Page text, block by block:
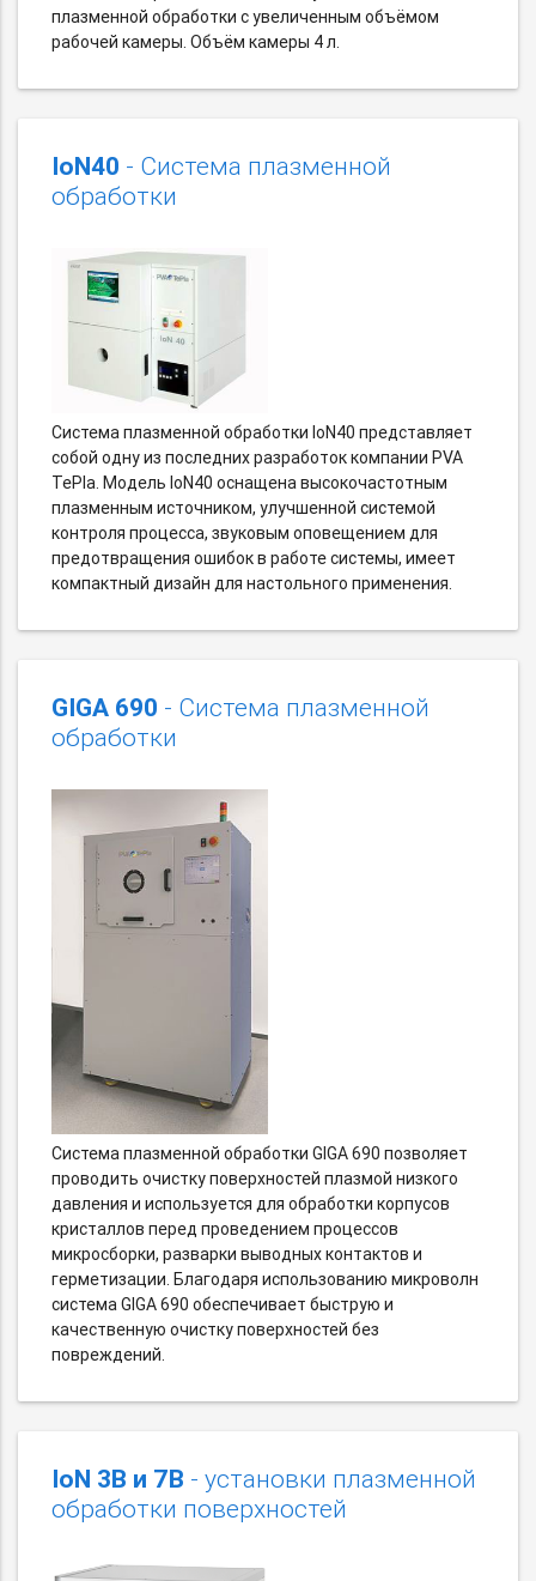
плазменной обработки с увеличенным объёмом
рабочей камеры. Объём камеры 4 л.
IoN40 - Система плазменной
обработки
Система плазменной обработки IoN40 представляет
собой одну из последних разработок компании PVA
TeРla. Модель IoN40 оснащена высокочастотным
плазменным источником, улучшенной системой
контроля процесса, звуковым оповещением для
предотвращения ошибок в работе системы, имеет
компактный дизайн для настольного применения.
GIGA 690 - Система плазменной
обработки
Система плазменной обработки GIGA 690 позволяет
проводить очистку поверхностей плазмой низкого
давления и используется для обработки корпусов
кристаллов перед проведением процессов
микросборки, разварки выводных контактов и
герметизации. Благодаря использованию микроволн
система GIGA 690 обеспечивает быструю и
качественную очистку поверхностей без
повреждений.
IoN 3B и 7B - установки плазменной
обработки поверхностей